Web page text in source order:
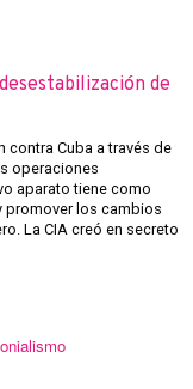
de
contra Cuba a través de
operaciones
aparato tiene como
promover los cambios
La CIA creó en secreto